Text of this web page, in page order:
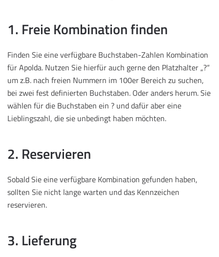
1. Freie Kombination finden
Finden Sie eine verfügbare Buchstaben-Zahlen Kombination
für Apolda. Nutzen Sie hierfür auch gerne den Platzhalter „?“
um z.B. nach freien Nummern im 100er Bereich zu suchen,
bei zwei fest definierten Buchstaben. Oder anders herum. Sie
wählen für die Buchstaben ein ? und dafür aber eine
Lieblingszahl, die sie unbedingt haben möchten.
2. Reservieren
Sobald Sie eine verfügbare Kombination gefunden haben,
sollten Sie nicht lange warten und das Kennzeichen
reservieren.
3. Lieferung